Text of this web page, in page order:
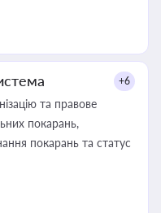
+6
та правове
покарань,
покарань та статус